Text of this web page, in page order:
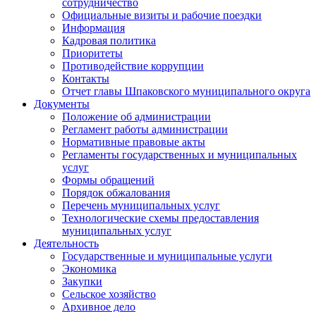
сотрудничество
Официальные визиты и рабочие поездки
Информация
Кадровая политика
Приоритеты
Противодействие коррупции
Контакты
Отчет главы Шпаковского муниципального округа
Документы
Положение об администрации
Регламент работы администрации
Нормативные правовые акты
Регламенты государственных и муниципальных
услуг
Формы обращений
Порядок обжалования
Перечень муниципальных услуг
Технологические схемы предоставления
муниципальных услуг
Деятельность
Государственные и муниципальные услуги
Экономика
Закупки
Сельское хозяйство
Архивное дело